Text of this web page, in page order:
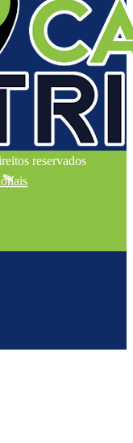
reservados